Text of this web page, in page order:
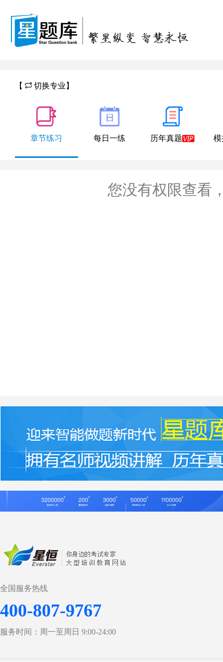
【 切换专业】
章节练习 每日一练 历年真题 模
您没有权限查看
全国服务热线
400-807-9767
服务时间：周一至周日 9:00-24:00